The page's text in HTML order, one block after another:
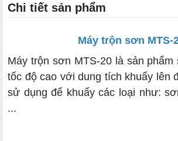
Chi tiết sản phẩm
Máy trộn sơn MTS-
Máy trộn sơn MTS-20 là sản
tốc độ cao với dung tích khuấy lên
sử dụng để khuấy các loại như:
...